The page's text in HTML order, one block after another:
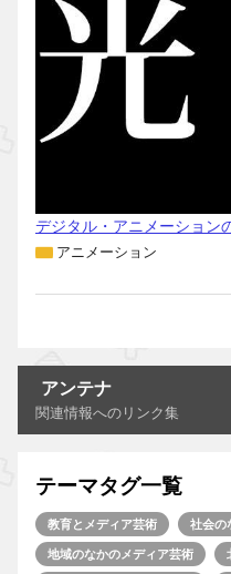
デジタル・アニメーショ
アニメーション
アンテナ
関連情報へのリンク集
テーマタグ一覧
教育とメディア芸術 社会の
地域のなかのメディア芸術